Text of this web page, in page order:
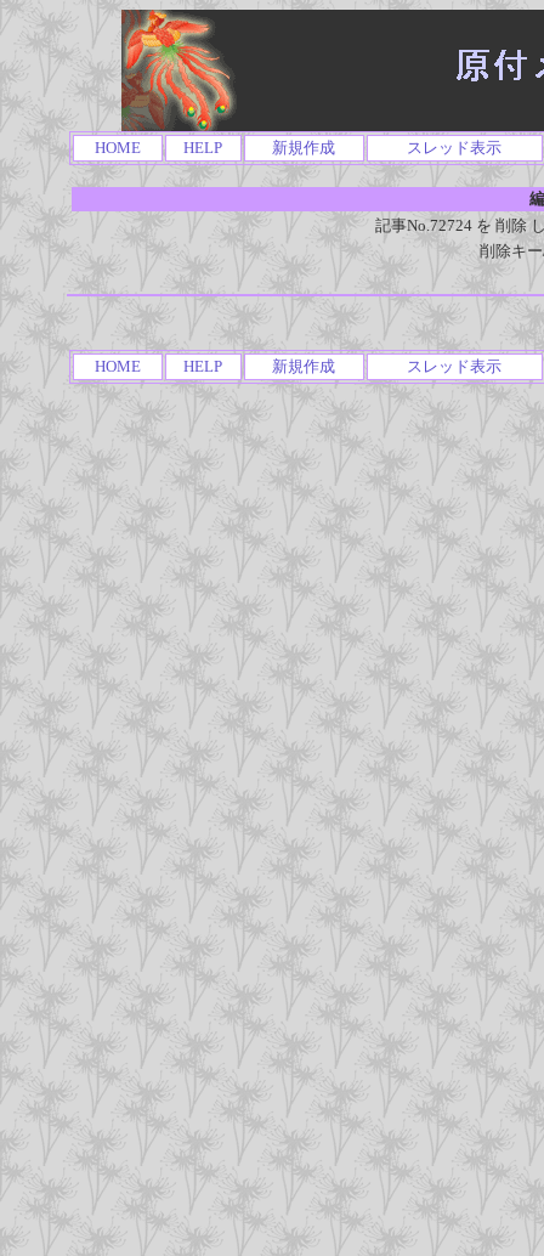
HOME HELP 新規作成 スレッド表示
記事No.72724 を 削除
削除キ
HOME HELP 新規作成 スレッド表示